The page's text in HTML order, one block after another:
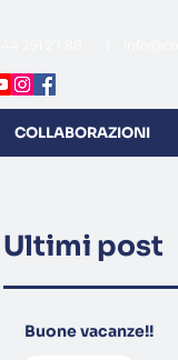
COLLABORAZIONI
Ultimi post
Buone vacanze!!